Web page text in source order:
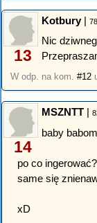
13
Kotbury|
Nic
W odp. na kom. #12
14
MSZNTT |
baby
po co ingerować?
same się
xD